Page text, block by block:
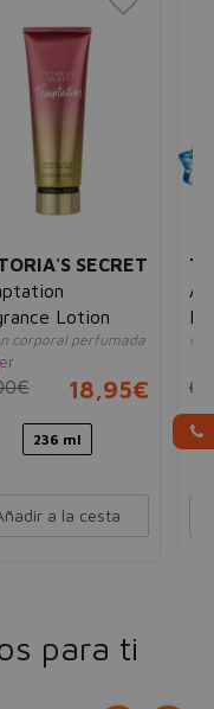
SECRET
Lotion
corporal perfumada
18,95€
236 ml
a la cesta
para ti